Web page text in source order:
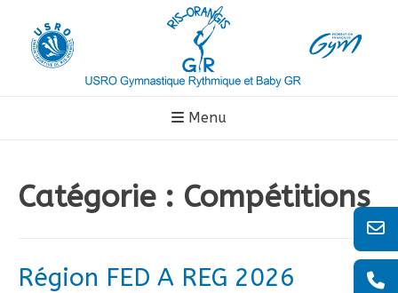
contenu
Menu
Catégorie : Compétitions
Région FED A REG 2026